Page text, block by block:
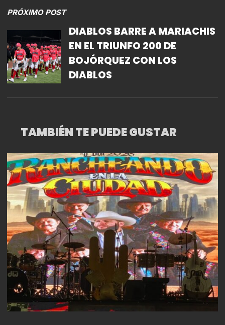
PRÓXIMO POST
DIABLOS BARRE A MARIACHIS
EN EL TRIUNFO 200 DE
BOJÓRQUEZ CON LOS
DIABLOS
TAMBIÉN TE PUEDE GUSTAR